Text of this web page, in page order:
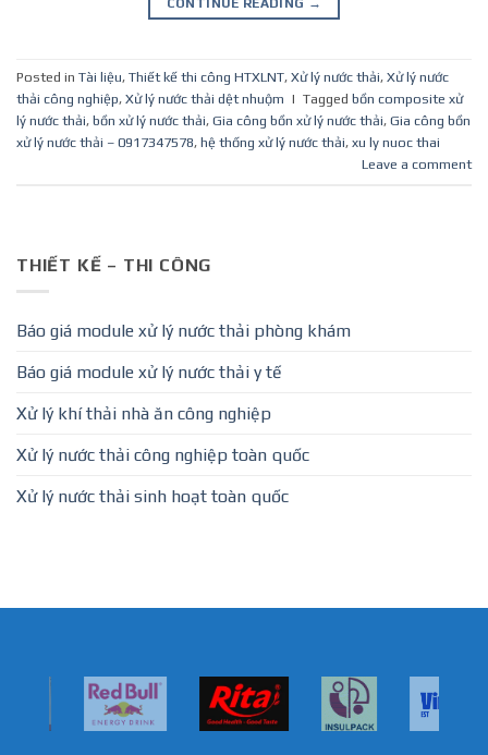
Posted in Tài liệu, Thiết kế thi công HTXLNT, Xử lý nước thải, Xử lý nước
thải công nghiệp, Xử lý nước thải dệt nhuộm | Tagged bồn composite xử
lý nước thải, bồn xử lý nước thải, Gia công bồn xử lý nước thải, Gia công bồn
xử lý nước thải – 0917347578, hệ thống xử lý nước thải, xu ly nuoc thai
Leave a comment
THIẾT KẾ – THI CÔNG
Báo giá module xử lý nước thải phòng khám
Báo giá module xử lý nước thải y tế
Xử lý khí thải nhà ăn công nghiệp
Xử lý nước thải công nghiệp toàn quốc
Xử lý nước thải sinh hoạt toàn quốc